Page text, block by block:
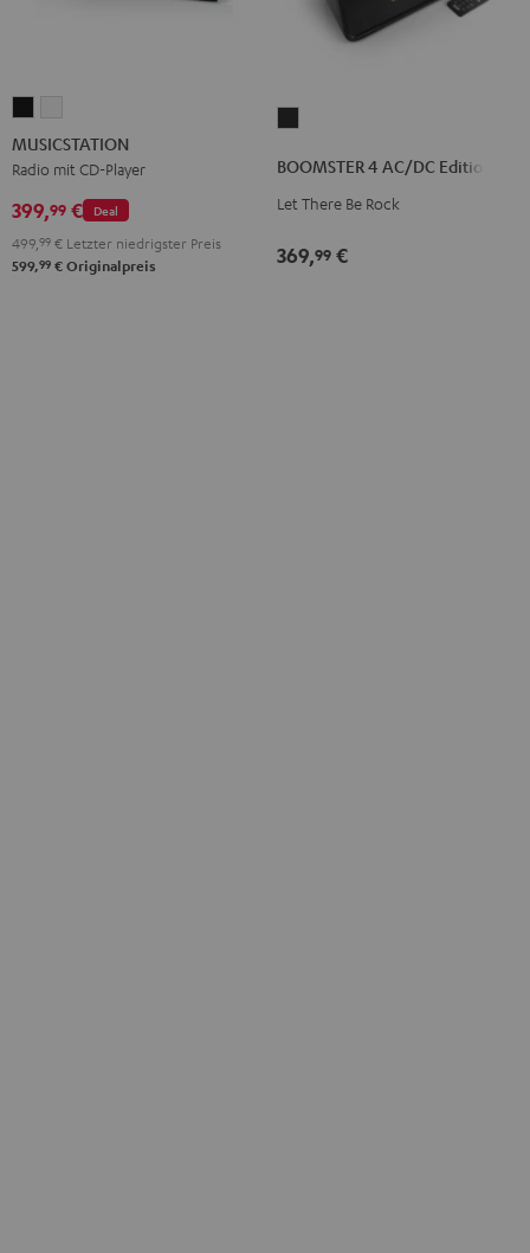
Schwarz
Weiß
MUSICSTATION
Radio mit CD-Player
Deal
399,99 €
499, 99 € Letzter niedrigster Preis
599,99 € Originalpreis
AC/DC
Edition
Black
BOOMSTER 4 AC/DC Edition
Let There Be Rock
369,99 €